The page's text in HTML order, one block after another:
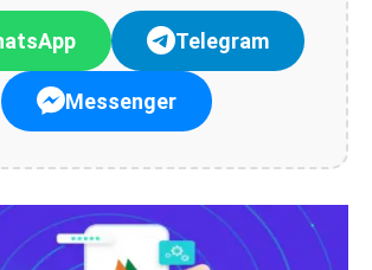
Telegram
Messenger